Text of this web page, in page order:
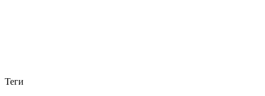
Теги